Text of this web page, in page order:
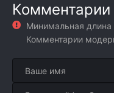
Комментарии
Минимальная
Комментарии